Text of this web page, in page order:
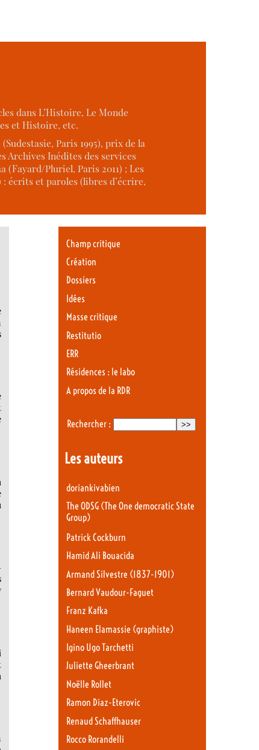
dans L’Histoire, Le Monde
et Histoire, etc.
Paris 1995), prix de la
Archives Inédites des services
(Fayard/Pluriel, Paris 2011) ; Les
: écrits et paroles (libres d’écrire,
Champ critique
Création
Dossiers
Idées
Masse critique
Restitutio
ERR
Résidences : le labo
A propos de la RDR
Rechercher :
Les auteurs
doriankivabien
The ODSG (The One democratic State
Group)
Patrick Cockburn
Hamid Ali Bouacida
Armand Silvestre (1837-1901)
Bernard Vaudour-Faguet
Franz Kafka
Haneen Elamassie (graphiste)
Igino Ugo Tarchetti
Juliette Gheerbrant
Noëlle Rollet
Ramon Diaz-Eterovic
Renaud Schaffhauser
Rocco Rorandelli